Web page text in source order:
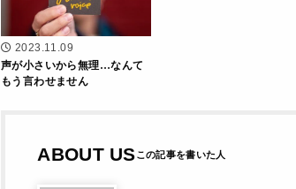
2023.11.09
声が小さいから無理…なんて
もう言わせません
ABOUT US